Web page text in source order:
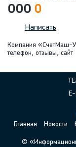
ООО 0
Написать
Компания «СчетМаш-
телефон, отзывы, сайт
E-
Главная
Новости
©